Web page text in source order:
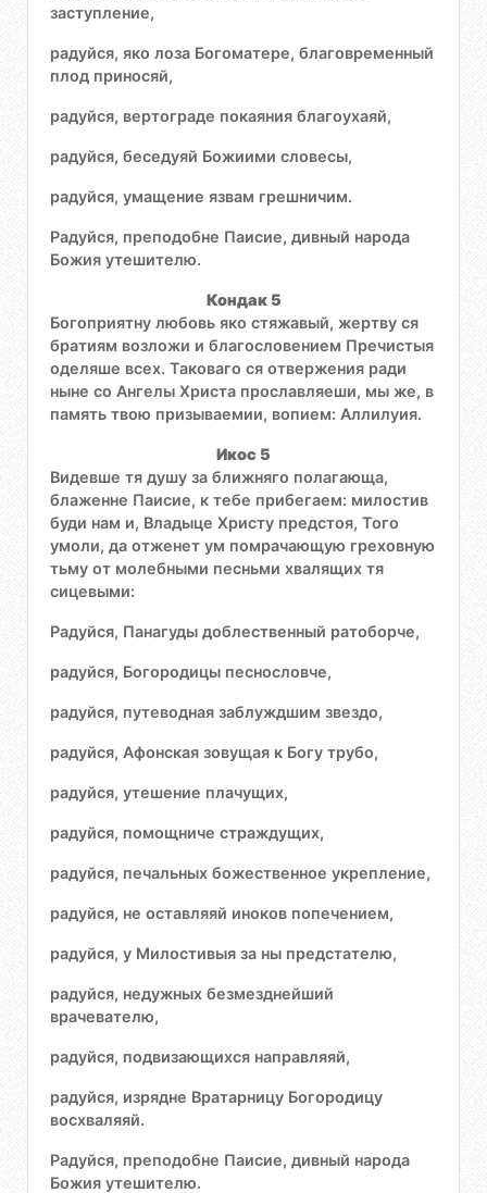
заступление,
радуйся, яко лоза Богоматере, благовременный
плод приносяй,
радуйся, вертограде покаяния благоухаяй,
радуйся, беседуяй Божиими словесы,
радуйся, умащение язвам грешничим.
Радуйся, преподобне Паисие, дивный народа
Божия утешителю.
Кондак 5
Богоприятну любовь яко стяжавый, жертву ся
братиям возложи и благословением Пречистыя
оделяше всех. Таковаго ся отвержения ради
ныне со Ангелы Христа прославляеши, мы же, в
память твою призываемии, вопием: Аллилуия.
Икос 5
Видевше тя душу за ближняго полагающа,
блаженне Паисие, к тебе прибегаем: милостив
буди нам и, Владыце Христу предстоя, Того
умоли, да отженет ум помрачающую греховную
тьму от молебными песньми хвалящих тя
сицевыми:
Радуйся, Панагуды доблественный ратоборче,
радуйся, Богородицы песнословче,
радуйся, путеводная заблуждшим звездо,
радуйся, Афонская зовущая к Богу трубо,
радуйся, утешение плачущих,
радуйся, помощниче страждущих,
радуйся, печальных божественное укрепление,
радуйся, не оставляяй иноков попечением,
радуйся, у Милостивыя за ны предстателю,
радуйся, недужных безмезднейший
врачевателю,
радуйся, подвизающихся направляяй,
радуйся, изрядне Вратарницу Богородицу
восхваляяй.
Радуйся, преподобне Паисие, дивный народа
Божия утешителю.